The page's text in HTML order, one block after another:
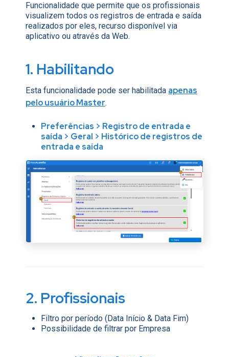
Funcionalidade que permite que os profissionais
visualizem todos os registros de entrada e saída
realizados por eles, recurso disponível via
aplicativo ou através da Web.
1. Habilitando
Esta funcionalidade pode ser habilitada apenas
pelo usuário Master.
Preferências > Registro de entrada e
saída > Geral > Histórico de registros de
entrada e saída
2. Profissionais
Filtro por período (Data Início & Data Fim)
Possibilidade de filtrar por Empresa